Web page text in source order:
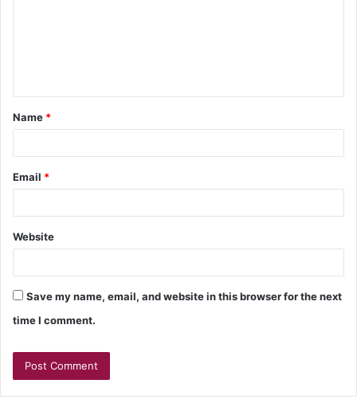
Name *
Email *
Website
Save my name, email, and website in this browser for the next
time I comment.